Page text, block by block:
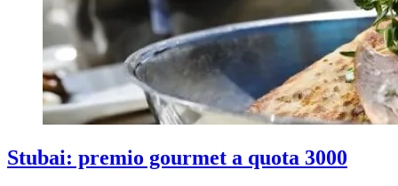
Stubai: premio gourmet a quota 3000